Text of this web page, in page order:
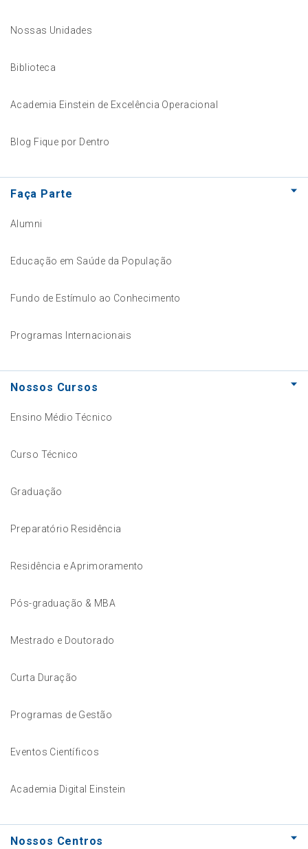
Nossas Unidades
Biblioteca
Academia Einstein de Excelência Operacional
Blog Fique por Dentro
Faça Parte
Alumni
Educação em Saúde da População
Fundo de Estímulo ao Conhecimento
Programas Internacionais
Nossos Cursos
Ensino Médio Técnico
Curso Técnico
Graduação
Preparatório Residência
Residência e Aprimoramento
Pós-graduação & MBA
Mestrado e Doutorado
Curta Duração
Programas de Gestão
Eventos Científicos
Academia Digital Einstein
Nossos Centros